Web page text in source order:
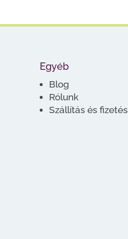
Egyéb
Blog
Rólunk
Szállítás és fizetés